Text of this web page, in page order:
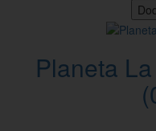
Planeta